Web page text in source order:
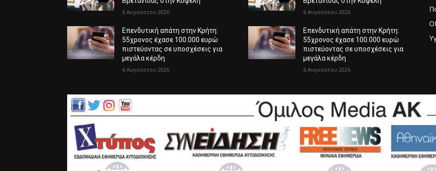
6 Αυγούστου 2026
Επενδυτική απάτη στην Κρήτη:
55χρονος έχασε 100.000 ευρώ
πιστεύοντας σε υποσχέσεις για
μεγάλα κέρδη
6 Αυγούστου 2026
6 Αυγούστου 2026
Επενδυτική απάτη στην Κρήτη:
55χρονος έχασε 100.000 ευρώ
πιστεύοντας σε υποσχέσεις για
μεγάλα κέρδη
6 Αυγούστου 2026